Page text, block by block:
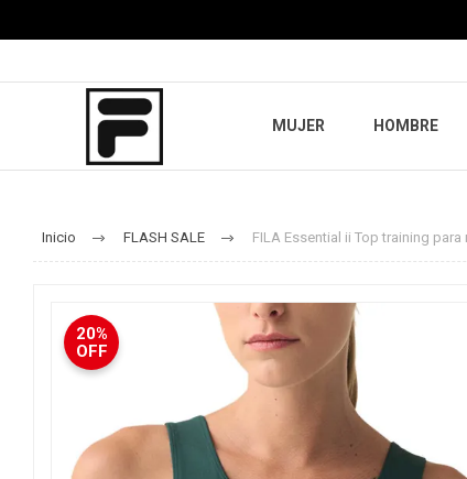
MUJER HOMBRE
Inicio FLASH SALE FILA Essential ii Top training
20%
OFF